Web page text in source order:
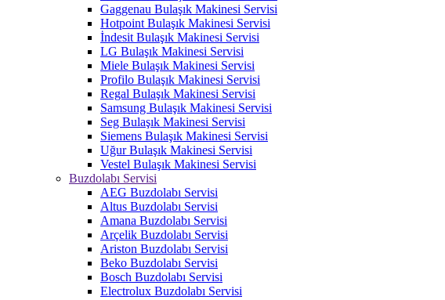
Gaggenau Bulaşık Makinesi Servisi
Hotpoint Bulaşık Makinesi Servisi
İndesit Bulaşık Makinesi Servisi
LG Bulaşık Makinesi Servisi
Miele Bulaşık Makinesi Servisi
Profilo Bulaşık Makinesi Servisi
Regal Bulaşık Makinesi Servisi
Samsung Bulaşık Makinesi Servisi
Seg Bulaşık Makinesi Servisi
Siemens Bulaşık Makinesi Servisi
Uğur Bulaşık Makinesi Servisi
Vestel Bulaşık Makinesi Servisi
Buzdolabı Servisi
AEG Buzdolabı Servisi
Altus Buzdolabı Servisi
Amana Buzdolabı Servisi
Arçelik Buzdolabı Servisi
Ariston Buzdolabı Servisi
Beko Buzdolabı Servisi
Bosch Buzdolabı Servisi
Electrolux Buzdolabı Servisi